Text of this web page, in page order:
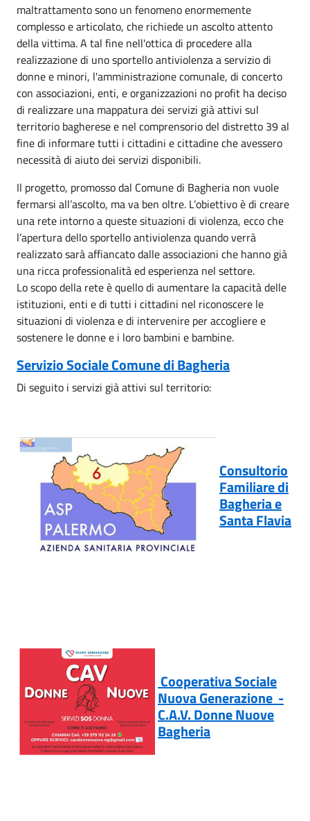
maltrattamento sono un fenomeno enormemente
complesso e articolato, che richiede un ascolto attento
della vittima. A tal fine nell'ottica di procedere alla
realizzazione di uno sportello antiviolenza a servizio di
donne e minori, l'amministrazione comunale, di concerto
con associazioni, enti, e organizzazioni no profit ha deciso
di realizzare una mappatura dei servizi già attivi sul
territorio bagherese e nel comprensorio del distretto 39 al
fine di informare tutti i cittadini e cittadine che avessero
necessità di aiuto dei servizi disponibili.
Il progetto, promosso dal Comune di Bagheria non vuole
fermarsi all’ascolto, ma va ben oltre. L’obiettivo è di creare
una rete intorno a queste situazioni di violenza, ecco che
l’apertura dello sportello antiviolenza quando verrà
realizzato sarà affiancato dalle associazioni che hanno già
una ricca professionalità ed esperienza nel settore.
Lo scopo della rete è quello di aumentare la capacità delle
istituzioni, enti e di tutti i cittadini nel riconoscere le
situazioni di violenza e di intervenire per accogliere e
sostenere le donne e i loro bambini e bambine.
Servizio Sociale Comune di Bagheria
Di seguito i servizi già attivi sul territorio:
Consultorio
Familiare di
Bagheria e
Santa Flavia
Cooperativa Sociale
Nuova Generazione -
C.A.V. Donne Nuove
Bagheria